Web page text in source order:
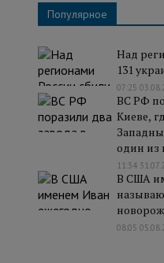
Популярное
Над
131
07:25
ВС РФ
Киеве,
один из
11:34
В США
08:05